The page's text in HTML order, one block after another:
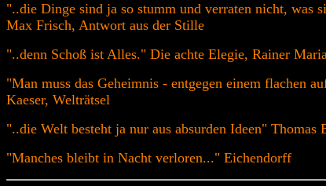
"..die Dinge sind ja so stumm und verraten nicht, was
Max Frisch, Antwort aus der Stille
"..denn Schoß ist Alles." Die achte Elegie, Rainer
"Man muss das Geheimnis - entgegen einem flachen
Kaeser, Welträtsel
"..die Welt besteht ja nur aus absurden Ideen" Thomas
"Manches bleibt in Nacht verloren..." Eichendorff